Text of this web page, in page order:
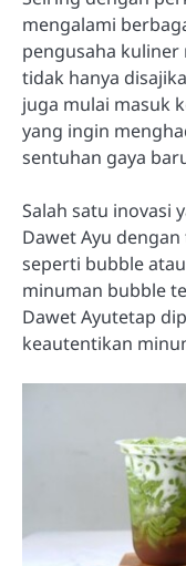
mengalami
pengusaha kuliner
tidak hanya
juga mulai masuk
yang ingin
sentuhan gaya
Salah satu inovasi
Dawet Ayu
seperti bubble
minuman bubble
Dawet Ayutetap
keautentikan